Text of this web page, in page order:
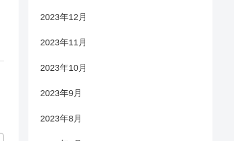
2023年12月
2023年11月
2023年10月
2023年9月
2023年8月